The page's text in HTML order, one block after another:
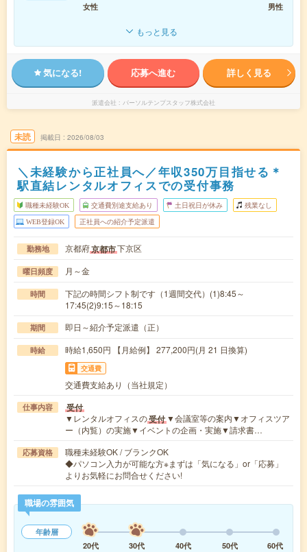
女性
男性
もっと見る
気になる! 応募へ進む 詳しく見る
派遣会社 パーソルテンプスタッフ株式会社
未読 掲載日 2026/08/03
＼未経験から正社員へ／年収350万目指せる＊
駅直結レンタルオフィスでの受付事務
職種未経験OK 交通費別途支給あり 土日祝日が休み 残業なし
WEB登録OK 正社員への紹介予定派遣
勤務地 京都府京都市下京区
曜日頻度 月～金
時間
下記の時間シフト制です（1週間交代）(1)8:45～
17:45(2)9:15～18:15
期間 即日～紹介予定派遣（正）
時給 時給1,650円 【月給例】 277,200円(月 21 日換算)
交通費
交通費支給あり（当社規定）
仕事内容 受付
▼レンタルオフィスの受付 ▼会議室等の案内▼オフィスツア
ー（内覧）の実施▼イベントの企画・実施▼請求書…
応募資格
職種未経験OK / ブランクOK
◆パソコン入力が可能な方※まずは「気になる」or「応募」
よりお気軽にお問合せください!
職場の雰囲気
年齢層
20代
30代 40代 50代
60代